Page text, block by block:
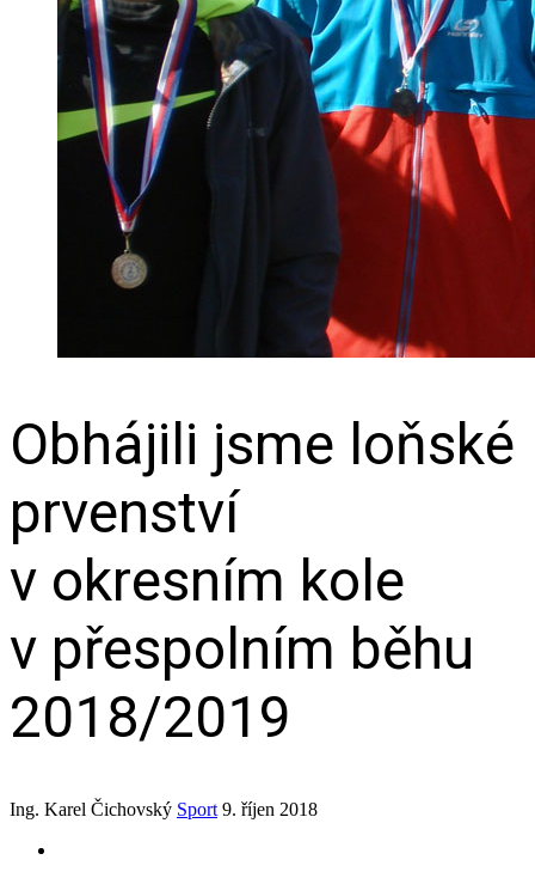
Obhájili jsme loňské
prvenství
v okresním kole
v přespolním běhu
2018/2019
Ing. Karel Čichovský Sport 9. říjen 2018